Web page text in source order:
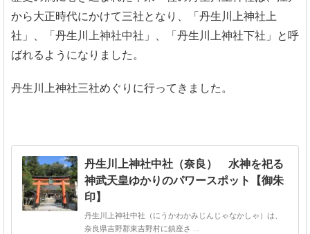
から大正時代にかけて三社となり、「丹生川上神社上
社」、「丹生川上神社中社」、「丹生川上神社下社」と呼
ばれるようになりました。
丹生川上神社三社めぐりに行ってきました。
丹生川上神社中社（奈良） 水神を祀る
神武天皇ゆかりのパワースポット【御朱
印】
丹生川上神社中社（にうかわかみじんじゃなかしゃ）は、
奈良県吉野郡東吉野村に鎮座さ ...